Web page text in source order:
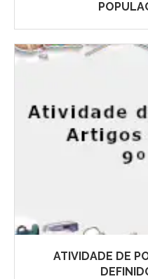
ATIVIDADE DE